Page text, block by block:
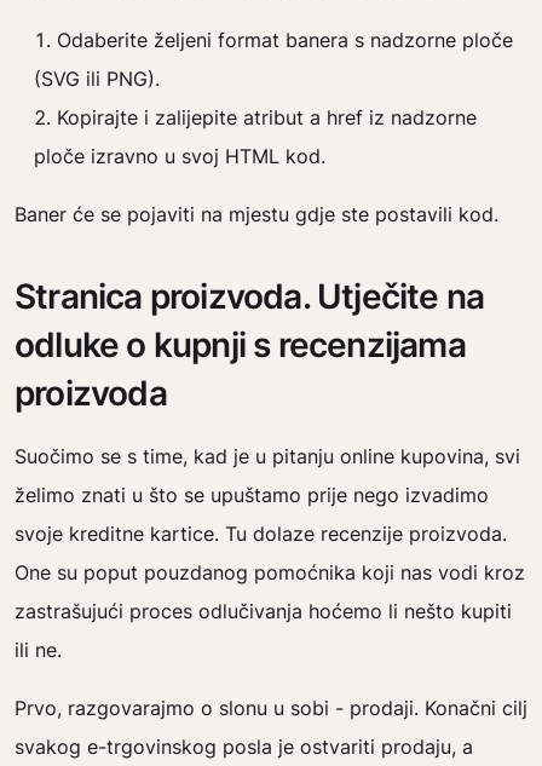
Odaberite željeni format banera s nadzorne ploče
(SVG ili PNG).
Kopirajte i zalijepite atribut a href iz nadzorne
ploče izravno u svoj HTML kod.
Baner će se pojaviti na mjestu gdje ste postavili kod.
Stranica proizvoda. Utječite na
odluke o kupnji s recenzijama
proizvoda
Suočimo se s time, kad je u pitanju online kupovina, svi
želimo znati u što se upuštamo prije nego izvadimo
svoje kreditne kartice. Tu dolaze recenzije proizvoda.
One su poput pouzdanog pomoćnika koji nas vodi kroz
zastrašujući proces odlučivanja hoćemo li nešto kupiti
ili ne.
Prvo, razgovarajmo o slonu u sobi - prodaji. Konačni cilj
svakog e-trgovinskog posla je ostvariti prodaju, a